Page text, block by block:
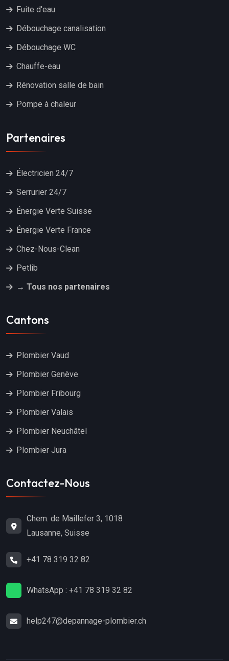
Fuite d'eau
Débouchage canalisation
Débouchage WC
Chauffe-eau
Rénovation salle de bain
Pompe à chaleur
Partenaires
Électricien 24/7
Serrurier 24/7
Énergie Verte Suisse
Énergie Verte France
Chez-Nous-Clean
Petlib
→ Tous nos partenaires
Cantons
Plombier Vaud
Plombier Genève
Plombier Fribourg
Plombier Valais
Plombier Neuchâtel
Plombier Jura
Contactez-Nous
Chem. de Maillefer 3, 1018
Lausanne, Suisse
+41 78 319 32 82
WhatsApp : +41 78 319 32 82
help247@depannage-plombier.ch